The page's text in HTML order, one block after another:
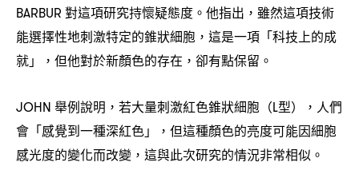
BARBUR 對這項研究持懷疑態度。他指出 ， 雖然這項技術
能選擇性地刺激特定的錐狀細胞 ， 這是一項「科技上的成
就」
， 但他對於新顏色的存在 ， 卻有點保留。
JOHN 舉例說明 ， 若大量刺激紅色錐狀細胞 （L型）， 人們
會「感覺到一種深紅色」
， 但這種顏色的亮度可能因細胞
感光度的變化而改變 ， 這與此次研究的情況非常相似。